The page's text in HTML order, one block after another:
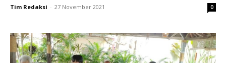
Tim Redaksi - 27 November 2021 0